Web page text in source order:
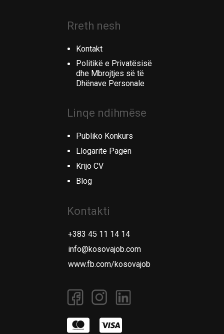
Rreth nesh
Kontakt
Politikë e Privatësisë
dhe Mbrojtjes së të
Dhënave Personale
Linqe ndihmëse
Publiko Konkurs
Llogarite Pagën
Krijo CV
Blog
Kontakti
+383 45 11 14 14
info@kosovajob.com
www.fb.com/kosovajob